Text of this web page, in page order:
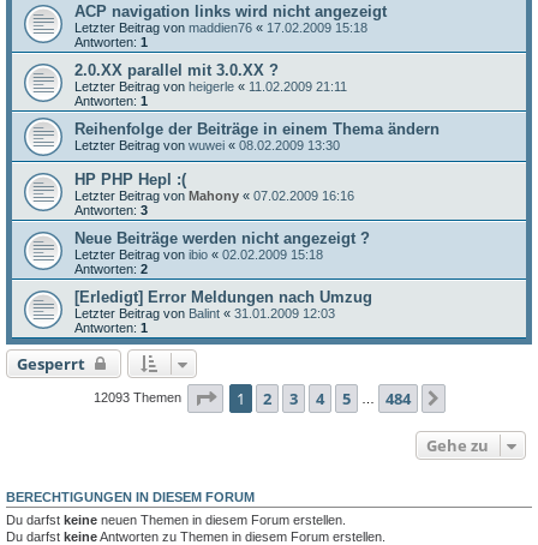
ACP navigation links wird nicht angezeigt
Letzter Beitrag von maddien76 « 17.02.2009 15:18
Antworten: 1
2.0.XX parallel mit 3.0.XX ?
Letzter Beitrag von heigerle « 11.02.2009 21:11
Antworten: 1
Reihenfolge der Beiträge in einem Thema ändern
Letzter Beitrag von wuwei « 08.02.2009 13:30
HP PHP Hepl :(
Letzter Beitrag von Mahony « 07.02.2009 16:16
Antworten: 3
Neue Beiträge werden nicht angezeigt ?
Letzter Beitrag von ibio « 02.02.2009 15:18
Antworten: 2
[Erledigt] Error Meldungen nach Umzug
Letzter Beitrag von Balint « 31.01.2009 12:03
Antworten: 1
Gesperrt
12093 Themen Seite 1von 484
1 2 3 4 5 484
Gehe zu
BERECHTIGUNGEN IN DIESEM FORUM
Du darfst keine neuen Themen in diesem Forum erstellen.
Du darfst keineAntworten zu Themen in diesem Forum erstellen.